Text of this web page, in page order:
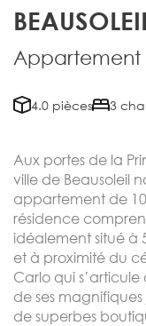
Appartement
4.0 pièces 3
Aux portes de la
ville de Beausoleil
appartement de
résidence
idéalement situé à
et à proximité du
Carlo qui
de ses
de superbes